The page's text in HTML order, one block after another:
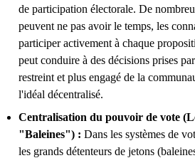
de participation électorale. De
peuvent ne pas avoir le temps, les
participer activement à chaque
peut conduire à des décisions prises
restreint et plus engagé de la
l'idéal décentralisé.
Centralisation du pouvoir de vote
"Baleines") : Dans les systèmes de
les grands détenteurs de jetons